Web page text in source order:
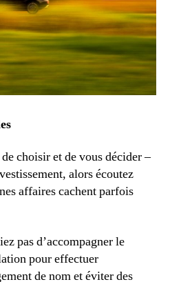
choisir et de vous décider –
alors écoutez
affaires cachent parfois
pas d’accompagner le
pour effectuer
de nom et éviter des